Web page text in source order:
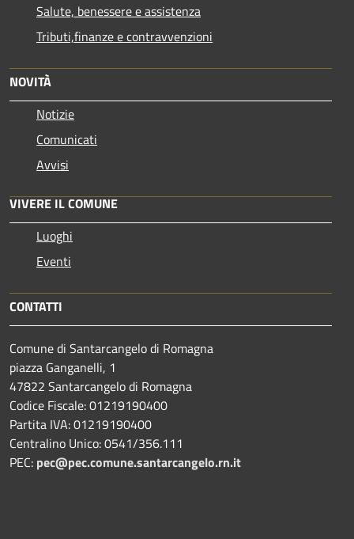
Salute, benessere e assistenza
Tributi,finanze e contravvenzioni
NOVITÀ
Notizie
Comunicati
Avvisi
VIVERE IL COMUNE
Luoghi
Eventi
CONTATTI
Comune di Santarcangelo di Romagna
piazza Ganganelli, 1
47822 Santarcangelo di Romagna
Codice Fiscale: 01219190400
Partita IVA: 01219190400
Centralino Unico: 0541/356.111
PEC: pec@pec.comune.santarcangelo.rn.it